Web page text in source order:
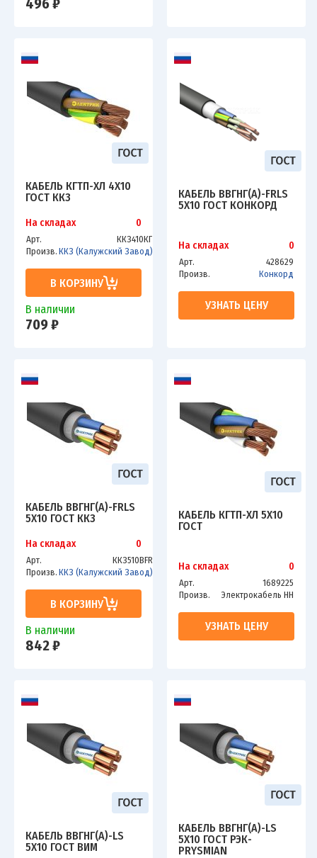
496 ₽
КАБЕЛЬ КГТП-ХЛ 4Х10
ГОСТ ККЗ
На складах 0
Арт.
ККЗ410КГ
Произв. ККЗ (Калужский Завод)
В КОРЗИНУ
В наличии
709 ₽
КАБЕЛЬ ВВГНГ(А)-FRLS
5Х10 ГОСТ КОНКОРД
На складах 0
Арт.
428629
Произв.
Конкорд
УЗНАТЬ ЦЕНУ
КАБЕЛЬ ВВГНГ(А)-FRLS
5Х10 ГОСТ ККЗ
На складах 0
Арт.
ККЗ510ВFR
Произв. ККЗ (Калужский Завод)
В КОРЗИНУ
В наличии
842 ₽
КАБЕЛЬ КГТП-ХЛ 5Х10
ГОСТ
На складах 0
Арт.
1689225
Произв.
Электрокабель НН
УЗНАТЬ ЦЕНУ
КАБЕЛЬ ВВГНГ(А)-LS
5Х10 ГОСТ ВИМ
КАБЕЛЬ ВВГНГ(A)-LS
5Х10 ГОСТ РЭК-
PRYSMIAN